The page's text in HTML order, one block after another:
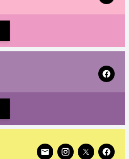
Follow
Follow XR Montreal on